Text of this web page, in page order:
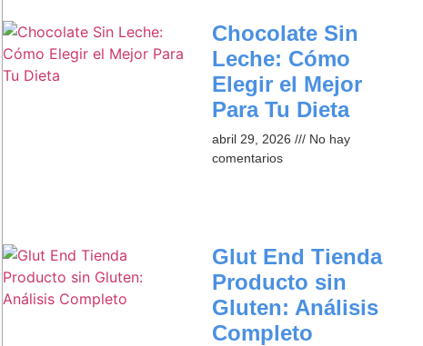
Chocolate Sin
Leche: Cómo
Elegir el Mejor
Para Tu Dieta
abril 29, 2026
No hay
comentarios
Glut End Tienda
Producto sin
Gluten: Análisis
Completo